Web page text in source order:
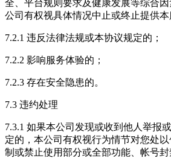
全、平台规则要求及健康发展等综合
公司有权视具体情况中止或终止提供本
7.2.1 违反法律法规或本协议规定的；
7.2.2 影响服务体验的；
7.2.3 存在安全隐患的。
7.3 违约处理
7.3.1 如果本公司发现或收到他人举报
定的，本公司有权视行为情节对您处
制或禁止使用部分或全部功能、帐号封